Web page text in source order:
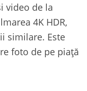
video de la
4K HDR,
similare. Este
foto de pe piață